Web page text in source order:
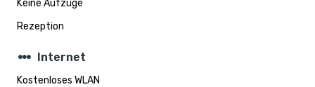
Keine Aufzüge
Rezeption
steppers Internet
Kostenloses WLAN